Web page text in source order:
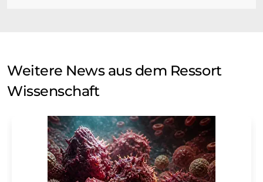
Weitere News aus dem Ressort
Wissenschaft